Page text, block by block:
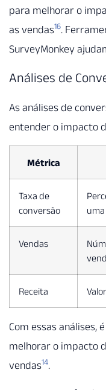
para melhorar o
as vendas16.
SurveyMonkey
Análises de
As análises de
entender o impacto
Métrica
Taxa de
conversão
Vendas
Receita
Com essas análises,
melhorar o impacto
vendas14.